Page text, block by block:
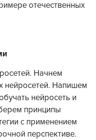
отечественных
Начнем
нейросетей. Напишем
нейросеть и
принципы
с применением
перспективе.